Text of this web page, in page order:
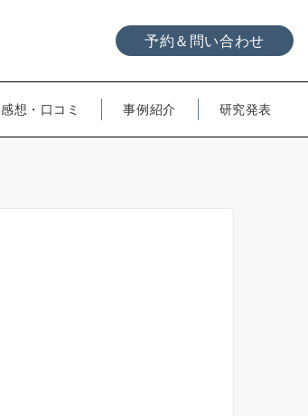
予約＆問い合わせ
感想・口コミ 事例紹介 研究発表